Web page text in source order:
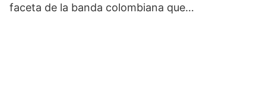
faceta de la banda colombiana que…